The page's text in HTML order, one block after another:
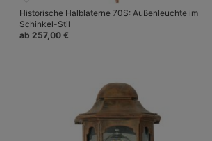
Historische Halblaterne 70S: Außenleuchte im
Schinkel-Stil
ab 257,00 €